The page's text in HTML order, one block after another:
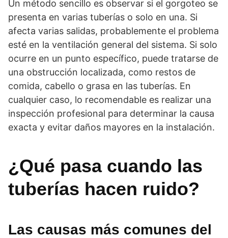
Un método sencillo es observar si el gorgoteo se
presenta en varias tuberías o solo en una. Si
afecta varias salidas, probablemente el problema
esté en la ventilación general del sistema. Si solo
ocurre en un punto específico, puede tratarse de
una obstrucción localizada, como restos de
comida, cabello o grasa en las tuberías. En
cualquier caso, lo recomendable es realizar una
inspección profesional para determinar la causa
exacta y evitar daños mayores en la instalación.
¿Qué pasa cuando las
tuberías hacen ruido?
Las causas más comunes del